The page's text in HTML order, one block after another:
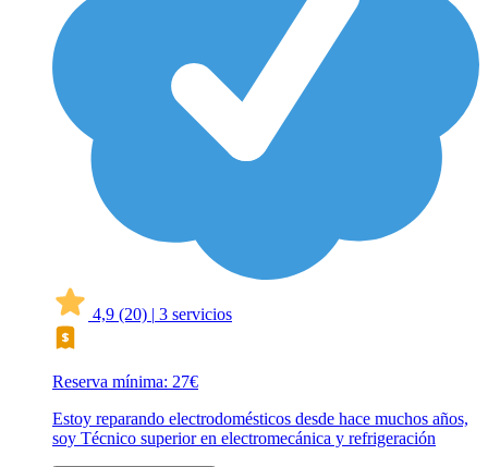
4,9 (20) | 3 servicios
Reserva mínima: 27€
Estoy reparando electrodomésticos desde hace muchos años,
soy Técnico superior en electromecánica y refrigeración